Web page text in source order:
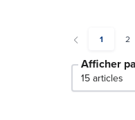
You're
1 2
Afficher